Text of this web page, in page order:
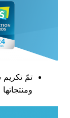
تمّ تكريم
ومنتجاتها